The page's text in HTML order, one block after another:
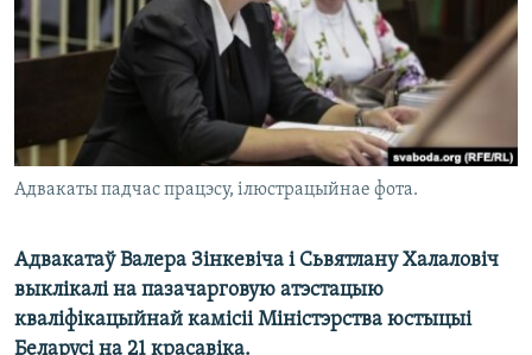
Адвакаты падчас працэсу, ілюстрацыйнае фота.
Адвакатаў Валера Зінкевіча і Сьвятлану Халаловіч
выклікалі на пазачарговую атэстацыю
кваліфікацыйнай камісіі Міністэрства юстыцыі
Беларусі на 21 красавіка.